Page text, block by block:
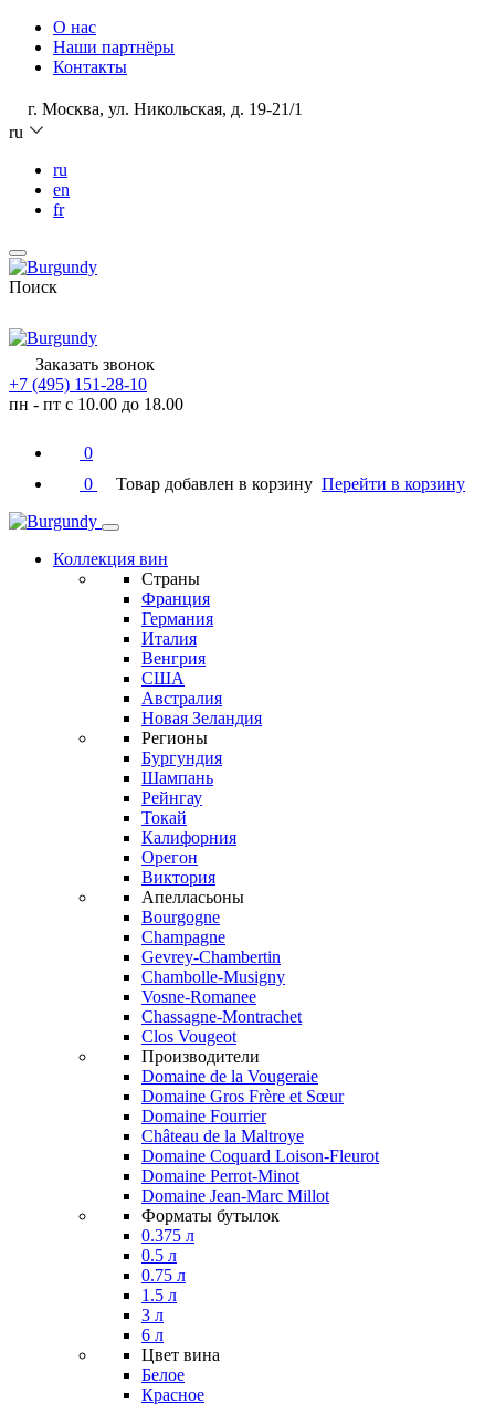
О нас
Наши партнёры
Контакты
г. Москва, ул. Никольская, д. 19-21/1
ru
ru
en
fr
Поиск
Заказать звонок
+7 (495) 151-28-10
пн - пт с 10.00 до 18.00
0
0
Товар добавлен в корзину Перейти в корзину
Коллекция вин
Страны
Франция
Германия
Италия
Венгрия
США
Австралия
Новая Зеландия
Регионы
Бургундия
Шампань
Рейнгау
Токай
Калифорния
Орегон
Виктория
Апелласьоны
Bourgogne
Champagne
Gevrey-Chambertin
Chambolle-Musigny
Vosne-Romanee
Chassagne-Montrachet
Clos Vougeot
Производители
Domaine de la Vougeraie
Domaine Gros Frère et Sœur
Domaine Fourrier
Château de la Maltroye
Domaine Coquard Loison-Fleurot
Domaine Perrot-Minot
Domaine Jean-Marc Millot
Форматы бутылок
0.375 л
0.5 л
0.75 л
1.5 л
3 л
6 л
Цвет вина
Белое
Красное